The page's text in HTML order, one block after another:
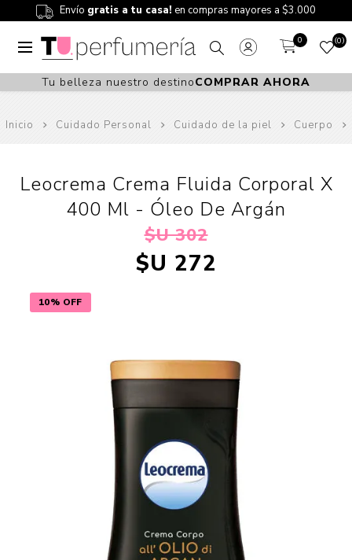
Envío gratis a tu casa! en compras mayores a $3.000
0 0
Tu belleza nuestro destinoCOMPRAR AHORA
Inicio Cuidado Personal Cuidado de la piel Cuerpo
10% OFF
Leocrema Crema Fluida Corporal X
400 Ml - Óleo De Argán
$U 302
$U 272